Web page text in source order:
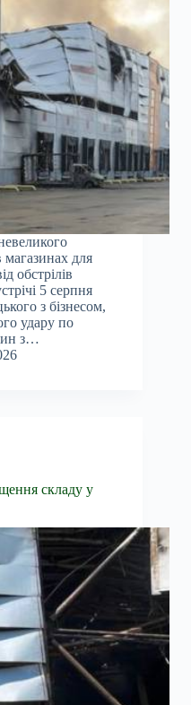
магазинах для
обстрілів
5 серпня
з бізнесом,
удару по
з…
складу у